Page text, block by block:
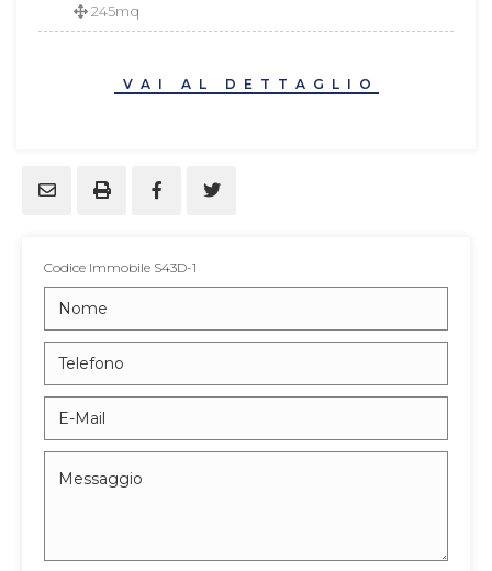
245mq
VAI AL DETTAGLIO
Codice Immobile S43D-1